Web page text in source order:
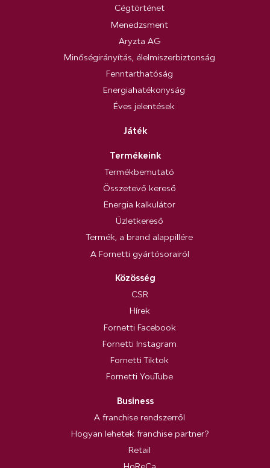
Cégtörténet
Menedzsment
Aryzta AG
Minőségirányítás, élelmiszerbiztonság
Fenntarthatóság
Energiahatékonyság
Éves jelentések
Játék
Termékeink
Termékbemutató
Összetevő kereső
Energia kalkulátor
Üzletkereső
Termék, a brand alappillére
A Fornetti gyártósorairól
Közösség
CSR
Hírek
Fornetti Facebook
Fornetti Instagram
Fornetti Tiktok
Fornetti YouTube
Business
A franchise rendszerről
Hogyan lehetek franchise partner?
Retail